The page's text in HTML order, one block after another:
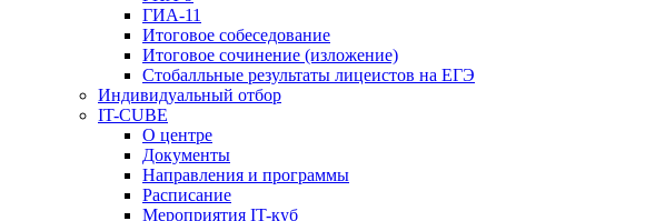
ГИА-11
Итоговое собеседование
Итоговое сочинение (изложение)
Стобалльные результаты лицеистов на ЕГЭ
Индивидуальный отбор
IT-CUBE
О центре
Документы
Направления и программы
Расписание
Мероприятия IT-куб